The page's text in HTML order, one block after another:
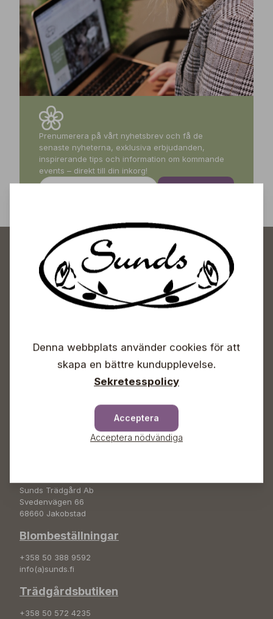
Prenumerera på vårt nyhetsbrev och få de
senaste nyheterna, exklusiva erbjudanden,
inspirerande tips och information om kommande
events – direkt till din inkorg!
Sunds Trädgårdscenter
Öppet
Vardagar 09-18
Sunds Trädgård Ab
Svedenvägen 66
68660 Jakobstad
Blombeställningar
+358 50 388 9592
info(a)sunds.fi
Trädgårdsbutiken
+358 50 572 4235
Denna webbplats använder cookies för att
skapa en bättre kundupplevelse.
Sekretesspolicy
Acceptera
Acceptera nödvändiga